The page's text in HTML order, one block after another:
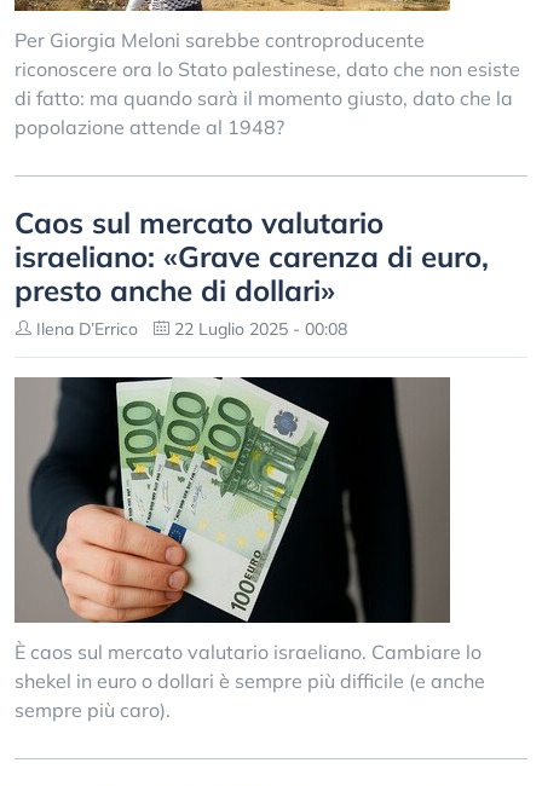
Per Giorgia Meloni sarebbe controproducente
riconoscere ora lo Stato palestinese, dato che non esiste
di fatto: ma quando sarà il momento giusto, dato che la
popolazione attende al 1948?
Caos sul mercato valutario
israeliano: «Grave carenza di euro,
presto anche di dollari»
Ilena D’Errico 22 Luglio 2025 - 00:08
È caos sul mercato valutario israeliano. Cambiare lo
shekel in euro o dollari è sempre più difficile (e anche
sempre più caro).